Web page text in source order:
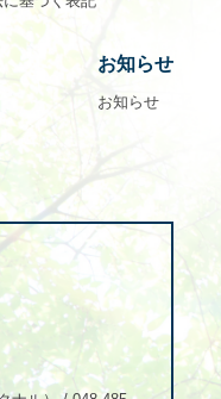
お知らせ
お知らせ